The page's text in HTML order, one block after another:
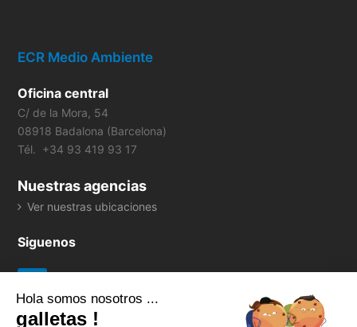
ECR Medio Ambiente
Oficina central
C/ de la Mora, 54
08918 Badalona (Barcelona)
Tél. +34 93 419 93 17
Nuestras agencias
Ver nuestras ubicaciones
Siguenos
Hola somos nosotros ...
galletas !